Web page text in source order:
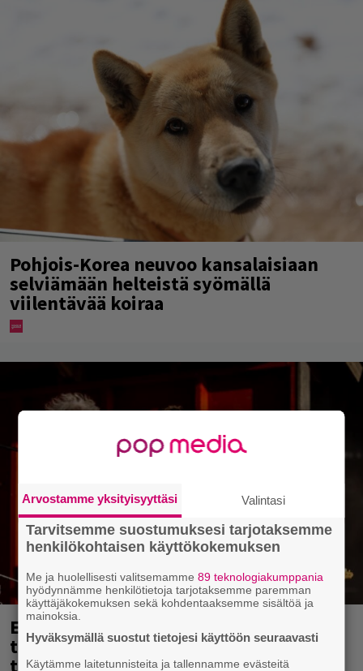
Pohjois-Korea neuvoo kansalaisiaan
selviämään helteistä syömällä
viilentävää koiraa
Eppu Normaalin viimeinen keikka
tänään – katso kuvagalleria torstailta
täältä
Arvostamme yksityisyyttäsi Valintasi
Tarvitsemme suostumuksesi tarjotaksemme
henkilökohtaisen käyttökokemuksen
Me ja huolellisesti valitsemamme89 teknologiakumppania
hyödynnämme henkilötietoja tarjotaksemme paremman
käyttäjäkokemuksen sekä kohdentaaksemme sisältöä ja
mainoksia.
Hyväksymällä suostut tietojesi käyttöön seuraavasti
Käytämme laitetunnisteita ja tallennamme evästeitä